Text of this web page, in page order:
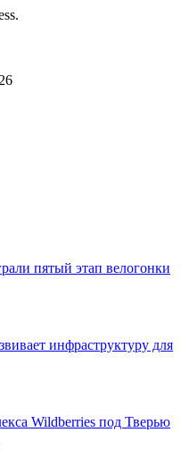
пятый этап велогонки
инфраструктуру для
Wildberries под Тверью